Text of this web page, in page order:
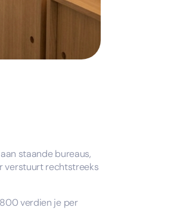
staande bureaus,
verstuurt rechtstreeks
verdien je per